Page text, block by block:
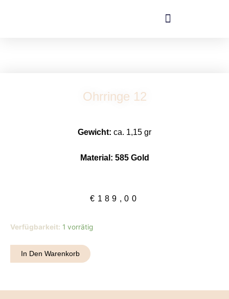
Ohrringe 12
Gewicht: ca. 1,15 gr
Material: 585 Gold
€ 189,00
Verfügbarkeit: 1 vorrätig
Ohrringe
Menge
In Den Warenkorb